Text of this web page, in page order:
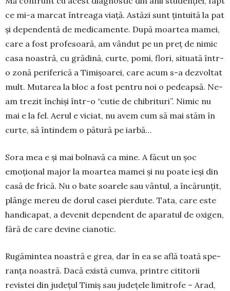
ce mi-a marcat întreaga viață. As­tăzi sunt țintuită la pat
și depen­dentă de medicamente. După moar­tea mamei,
care a fost pro­fesoară, am vân­dut pe un preț de nimic
casa noastră, cu grădină, curte, pomi, flori, situată într-
o zonă periferică a Timișoarei, care acum s-a dezvoltat
mult. Mutarea la bloc a fost pentru noi o pe­deapsă. Ne-
am trezit închiși într-o “cutie de chibrituri”. Nimic nu
mai e la fel. Aerul e viciat, nu avem cum să mai stăm în
curte, să întindem o pătură pe iarbă…
Sora mea e și mai bol­navă ca mine. A făcut un șoc
emoțional major la moartea mamei și nu poate ieși din
casă de frică. Nu o bate soa­rele sau vântul, a încă­runțit,
plânge mereu de dorul casei pierdute. Tata, care este
han­­dicapat, a devenit de­pen­­dent de aparatul de oxi­gen,
fără de care devine cianotic.
Rugămintea noastră e grea, dar în ea se află toată spe­
ranța noastră. Dacă exis­tă cumva, printre cititorii
revistei din județul Timiș sau județele limitrofe – Arad,